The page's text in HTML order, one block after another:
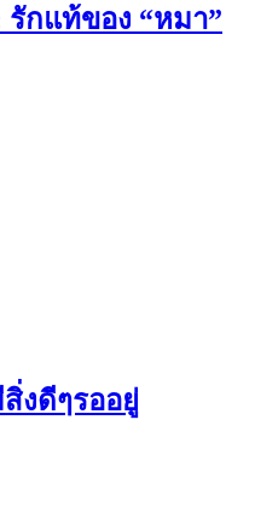
รักแท้ของ “หมา”
งดีๆรออยู่